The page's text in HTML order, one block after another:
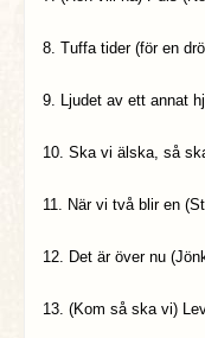
8. Tuffa tider (för en
9. Ljudet av ett annat
10. Ska vi älska, så
11. När vi två blir en
12. Det är över nu
13. (Kom så ska vi)